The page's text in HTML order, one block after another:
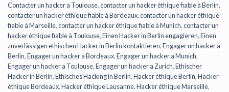
Contacter un hacker a Toulouse,contacter un hacker éthique fiable à Berlin,
contacter un hacker éthique fiable à Bordeaux,contacter un hacker éthique
fiable à Marseille,contacter un hacker éthique fiable à Munich,contacter un
hacker éthique fiable à Toulouse,Einen Hacker in Berlin engagieren,Einen
zuverlässigen ethischen Hacker in Berlin kontaktieren,Engager un hacker a
Berlin,Engager un hacker a Bordeaux,Engager un hacker a Munich,
Engager un hacker a Toulouse,Engager un hacker a Zurich,Ethischer
Hacker in Berlin,Ethisches Hacking in Berlin,Hacker éthique Berlin,Hacker
éthique Bordeaux,Hacker éthique Lausanne,Hacker éthique Marseille,